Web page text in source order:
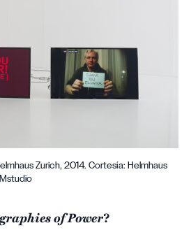
Zurich, 2014. Cortesía: Helmhaus
of Power?